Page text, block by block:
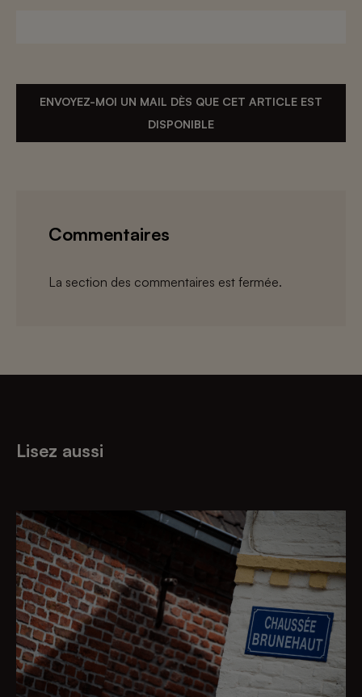
ENVOYEZ-MOI UN MAIL DÈS QUE CET ARTICLE EST
DISPONIBLE
Commentaires
La section des commentaires est fermée.
Lisez aussi